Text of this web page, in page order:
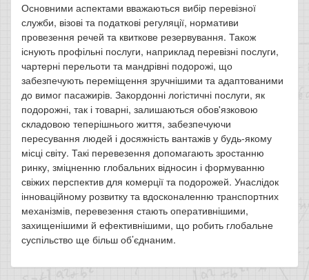
Основними аспектами вважаються вибір перевізної
служби, візові та податкові регуляції, нормативи
провезення речей та квиткове резервування. Також
існують профільні послуги, наприклад перевізні послуги,
чартерні перельоти та мандрівні подорожі, що
забезпечують переміщення зручнішими та адаптованими
до вимог пасажирів. Закордонні логістичні послуги, як
подорожні, так і товарні, залишаються обов'язковою
складовою теперішнього життя, забезпечуючи
пересування людей і досяжність вантажів у будь-якому
місці світу. Такі перевезення допомагають зростанню
ринку, зміцненню глобальних відносин і формуванню
свіжих перспектив для комерції та подорожей. Унаслідок
інноваційному розвитку та вдосконаленню транспортних
механізмів, перевезення стають оперативнішими,
захищенішими й ефективнішими, що робить глобальне
суспільство ще більш об’єднаним.